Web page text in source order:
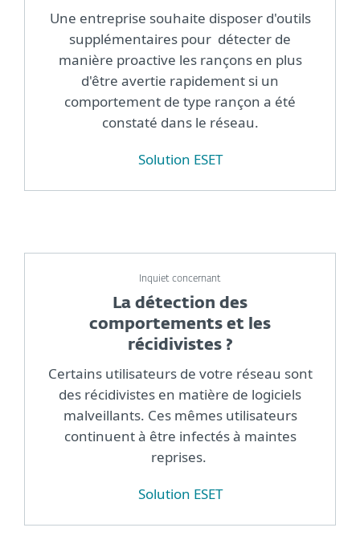
Une entreprise souhaite disposer d'outils
supplémentaires pour détecter de
manière proactive les rançons en plus
d'être avertie rapidement si un
comportement de type rançon a été
constaté dans le réseau.
Solution ESET
Inquiet concernant
La détection des
comportements et les
récidivistes ?
Certains utilisateurs de votre réseau sont
des récidivistes en matière de logiciels
malveillants. Ces mêmes utilisateurs
continuent à être infectés à maintes
reprises.
Solution ESET